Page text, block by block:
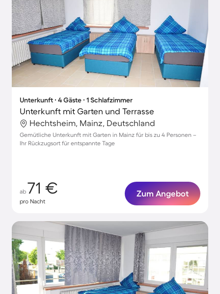
Unterkunft ∙ 4 Gäste ∙ 1 Schlafzimmer
Unterkunft mit Garten und Terrasse
Hechtsheim, Mainz, Deutschland
Gemütliche Unterkunft mit Garten in Mainz für bis zu 4 Personen –
Ihr Rückzugsort für entspannte Tage
ab 71 €
pro Nacht
Zum Angebot